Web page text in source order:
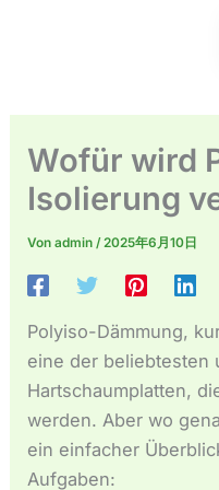
Wofür wird
Isolierung
Vonadmin/2025年6月10日
Polyiso-Dämmung,
eine der beliebtesten
Hartschaumplatten,
werden. Aber wo
ein einfacher
Aufgaben: